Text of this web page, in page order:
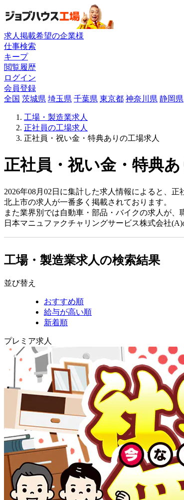
求人掲載希望の企業様
仕事検索
キープ
閲覧履歴
ログイン
会員登録
全国 茨城県 埼玉県 千葉県 東京都 神奈川県 静岡県
工場・製造業求人
正社員の工場求人
正社員・祝い金・特典ありの工場求人
正社員・祝い金・特典
2026年08月02日に集計した求人情報によると、
北上市の求人が一番多く掲載されております。
また業界別では自動車・部品・バイクの求人が
日本マニュファクチャリングサービス株式会社
工場・製造業求人の検索結果
並び替え
おすすめ順
給与が高い順
新着順
プレミア求人